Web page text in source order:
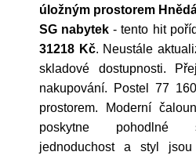
úložným prostorem Hnědá
SG nabytek - tento hit
31218 Kč. Neustále
skladové dostupnosti.
nakupování. Postel 77
prostorem. Moderní
poskytne pohodlné
jednoduchost a styl jsou